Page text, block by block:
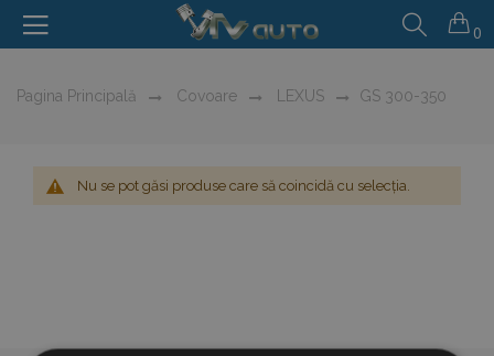
0
Pagina Principală Covoare LEXUS GS 300-350
Nu se pot găsi produse care să coincidă cu selecția.